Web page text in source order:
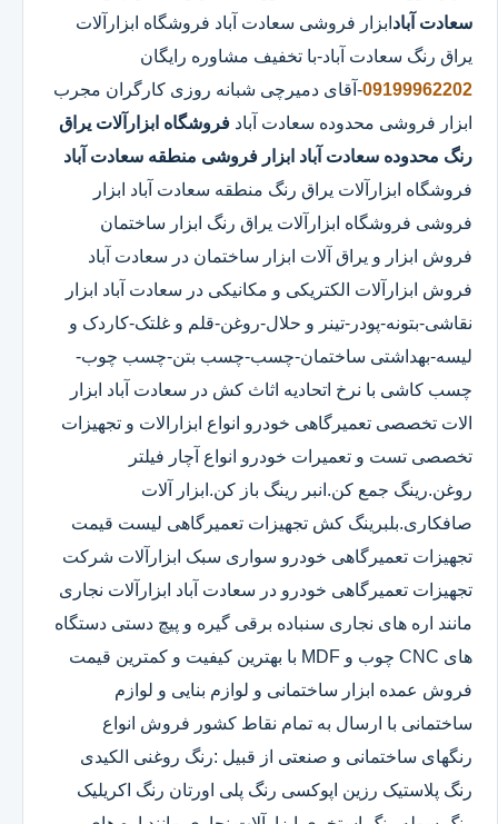
سعادت آباد ابزار فروشی سعادت آباد فروشگاه ابزارآلات
یراق رنگ سعادت آباد-با تخفیف مشاوره رایگان
09199962202-آقای دمیرچی شبانه روزی کارگران مجرب
ابزار فروشی محدوده سعادت آباد فروشگاه ابزارآلات یراق
رنگ محدوده سعادت آباد ابزار فروشی منطقه سعادت آباد
فروشگاه ابزارآلات یراق رنگ منطقه سعادت آباد ابزار
فروشی فروشگاه ابزارآلات یراق رنگ ابزار ساختمان
فروش ابزار و یراق آلات ابزار ساختمان در سعادت آباد
فروش ابزارآلات الکتریکی و مکانیکی در سعادت آباد ابزار
نقاشی-بتونه-پودر-تینر و حلال-روغن-قلم و غلتک-کاردک و
لیسه-بهداشتی ساختمان-چسب-چسب بتن-چسب چوب-
چسب کاشی با نرخ اتحادیه اثاث کش در سعادت آباد ابزار
الات تخصصی تعمیرگاهی خودرو انواع ابزارالات و تجهیزات
تخصصی تست و تعمیرات خودرو انواع آچار فیلتر
روغن.رینگ جمع کن.انبر رینگ باز کن.ابزار آلات
صافکاری.بلبرینگ کش تجهیزات تعمیرگاهی لیست قیمت
تجهیزات تعمیرگاهی خودرو سواری سبک ابزارآلات شرکت
تجهیزات تعمیرگاهی خودرو در سعادت آباد ابزارآلات نجاری
مانند اره های نجاری سنباده برقی گیره و پیچ دستی دستگاه
های CNC چوب و MDF با بهترین کیفیت و کمترین قیمت
فروش عمده ابزار ساختمانی و لوازم بنایی و لوازم
ساختمانی با ارسال به تمام نقاط کشور فروش انواع
رنگهای ساختمانی و صنعتی از قبیل :رنگ روغنی الکیدی
رنگ پلاستیک رزین اپوکسی رنگ پلی اورتان رنگ اکریلیک